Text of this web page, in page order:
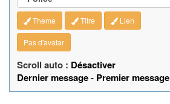
Theme Titre Lien
Pas d'avatar
Scroll auto : Désactiver
Dernier message- Premier message